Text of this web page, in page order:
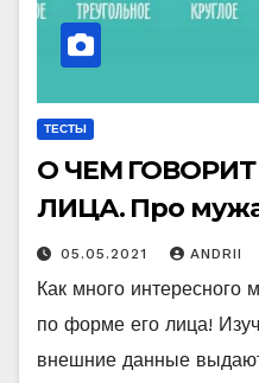
ТЕСТЫ
О ЧЕМ
ЛИЦА. Про мужа
05.05.2021 ANDRII
Как много интересного
по форме его лица!
внешние данные